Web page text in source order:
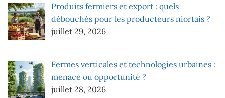
Produits fermiers et export : quels
débouchés pour les producteurs niortais ?
juillet 29, 2026
Fermes verticales et technologies urbaines :
menace ou opportunité ?
juillet 28, 2026